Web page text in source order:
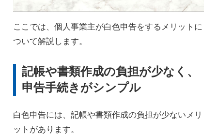
ここでは、個人事業主が白色申告をするメリットに
ついて解説します。
記帳や書類作成の負担が少なく、
申告手続きがシンプル
白色申告には、記帳や書類作成の負担が少ないメリ
ットがあります。